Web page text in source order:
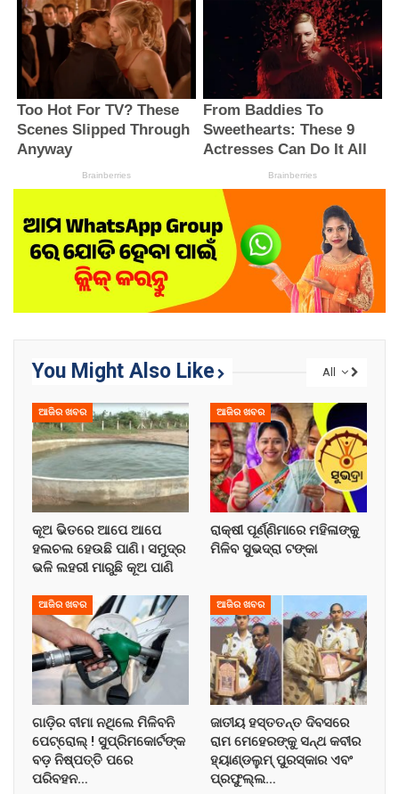
All
You Might Also Like
ଆଜିର ଖବର
କୂଅ ଭିତରେ ଆପେ ଆପେ
ହଲଚଲ ହେଉଛି ପାଣି। ସମୁଦ୍ର
ଭଳି ଲହରୀ ମାରୁଛି କୂଅ ପାଣି
ଆଜିର ଖବର
ରାକ୍ଷୀ ପୂର୍ଣ୍ଣିମାରେ ମହିଳାଙ୍କୁ
ମିଳିବ ସୁଭଦ୍ରା ଟଙ୍କା
ଆଜିର ଖବର
ଗାଡ଼ିର ବୀମା ନଥିଲେ ମିଳିବନି
ପେଟ୍ରୋଲ୍ ! ସୁପ୍ରିମକୋର୍ଟଙ୍କ
ବଡ଼ ନିଷ୍ପତ୍ତି ପରେ
ପରିବହନ…
ଆଜିର ଖବର
ଜାତୀୟ ହସ୍ତତନ୍ତ ଦିବସରେ
ରାମ ମେହେରଙ୍କୁ ସନ୍ଥ କବୀର
ହ୍ୟାଣ୍ଡଲୁମ୍ ପୁରସ୍କାର ଏବଂ
ପ୍ରଫୁଲ୍ଲ…